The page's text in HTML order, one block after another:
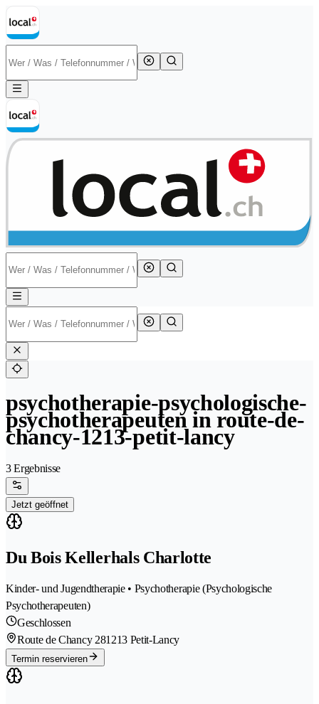
psychotherapie-psychologische-
psychotherapeuten in route-de-
chancy-1213-petit-lancy
3 Ergebnisse
Jetzt geöffnet
Du Bois Kellerhals Charlotte
Kinder- und Jugendtherapie • Psychotherapie (Psychologische
Psychotherapeuten)
Geschlossen
Route de Chancy 281213 Petit-Lancy
Termin reservieren